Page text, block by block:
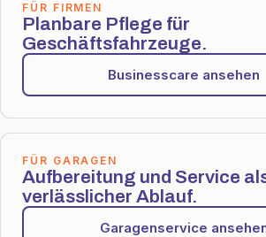
FÜR FIRMEN
Planbare Pflege für
Geschäftsfahrzeuge.
Businesscare ansehen
FÜR GARAGEN
Aufbereitung und Service
verlässlicher Ablauf.
Garagenservice